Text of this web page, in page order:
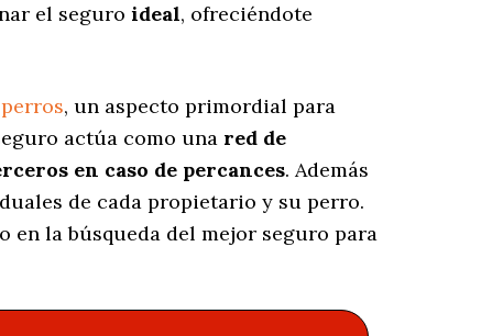
el seguro ideal, ofreciéndote
, un aspecto primordial para
actúa como una red de
en caso de percances. Además
de cada propietario y su perro.
en la búsqueda del mejor seguro para